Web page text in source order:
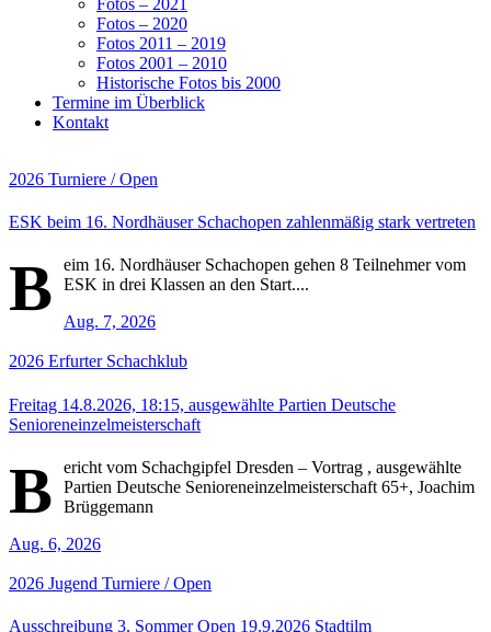
Fotos – 2020
Fotos 2011 – 2019
Fotos 2001 – 2010
Historische Fotos bis 2000
Termine im Überblick
Kontakt
2026 Turniere / Open
ESK beim 16. Nordhäuser Schachopen zahlenmäßig stark vertreten
B
eim 16. Nordhäuser Schachopen gehen 8 Teilnehmer vom
ESK in drei Klassen an den Start....
Aug. 7, 2026
2026 Erfurter Schachklub
Freitag 14.8.2026, 18:15, ausgewählte Partien Deutsche
Senioreneinzelmeisterschaft
B
ericht vom Schachgipfel Dresden – Vortrag , ausgewählte
Partien Deutsche Senioreneinzelmeisterschaft 65+, Joachim
Brüggemann
Aug. 6, 2026
2026 Jugend Turniere / Open
Ausschreibung 3. Sommer Open 19.9.2026 Stadtilm